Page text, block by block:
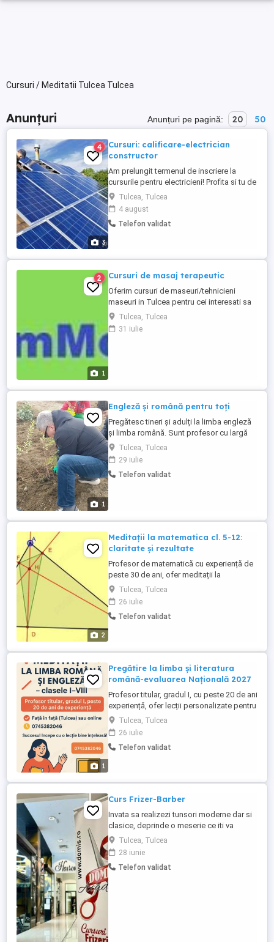
Cursuri / Meditatii Tulcea Tulcea
Anunțuri Anunțuri pe pagină: 20 50
3
4
Cursuri: calificare-electrician
constructor
Am prelungit termenul de inscriere la
cursurile pentru electricieni! Profita si tu de
aceasta oportunitate si inscrie-te la Cursul
ce este disponibil pentru toate persoanele
care doresc o conversie profesionala.
Curs specializare "Electrician centrale
Tulcea, Tulcea
4 august
Telefon validat
1
2 Cursuri de masaj terapeutic
Oferim cursuri de maseuri/tehnicieni
maseuri in Tulcea pentru cei interesati sa
ajute oamenii oferind tratamente si
recuperari cu ajutorul masajului terapeutic
divers. Relatii la telefon: . Pentru mai multe
Tulcea, Tulcea
31 iulie
1
Engleză și română pentru toți
Pregătesc tineri și adulți la limba engleză
și limba română. Sunt profesor cu largă
experiență și expertiză în domeniu, intern
și extern, face-to-face și online. Mă
adaptez cerințelor cu o gamă foarte
variată de materiale atractive și instructive.
Tulcea, Tulcea
29 iulie
Telefon validat
2
Meditații la matematica cl. 5-12:
claritate și rezultate
Profesor de matematică cu experiență de
peste 30 de ani, ofer meditații la
matematică la clasele 5 - 12, începând cu
vacanța de vară. Am răbdare să dau
sistematic exemple, exerciții și probleme
și să explic clar rezolvări complete și pe
Tulcea, Tulcea
26 iulie
Telefon validat
1
Pregătire la limba și literatura
română-evaluarea Națională 2027
Profesor titular, gradul I, cu peste 20 de ani
experiență, ofer lecții personalizate pentru
o învățare temeinică și plăcută. În
perioada vacanței de vară organizez
ședințe de pregătire la limba și literatura
română pentru elevii care vor susține
Tulcea, Tulcea
26 iulie
Telefon validat
Curs Frizer-Barber
Invata sa realizezi tunsori moderne dar si
clasice, deprinde o meserie ce iti va
asigura un loc de munca in tara sau
strainatate. Ce vei învăța: -Tuns, aranjat,
spalat, forma corecta par, aranjat si
modelat barba. -traineri cu experienta -
Tulcea, Tulcea
28 iunie
Telefon validat